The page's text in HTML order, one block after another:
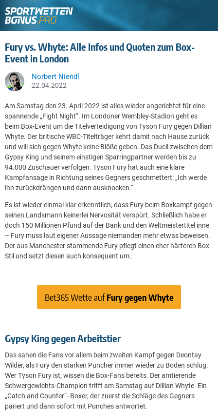
Fury vs. Whyte: Alle Infos und Quoten zum Box-
Event in London
Norbert Niendl
22.04.2022
Am Samstag den 23. April 2022 ist alles wieder angerichtet für eine
spannende „Fight Night“. Im Londoner Wembley-Stadion geht es
beim Box-Event um die Titelverteidigung von Tyson Fury gegen Dillian
Whyte. Der britische WBC-Titelträger kehrt damit nach Hause zurück
und will sich gegen Whyte keine Blöße geben. Das Duell zwischen dem
Gypsy King und seinem einstigen Sparringpartner werden bis zu
94.000 Zuschauer verfolgen. Tyson Fury hat auch eine klare
Kampfansage in Richtung seines Gegners geschmettert: „Ich werde
ihn zurückdrängen und dann ausknocken.“
Es ist wieder einmal klar erkenntlich, dass Fury beim Boxkampf gegen
seinen Landsmann keinerlei Nervosität verspürt. Schließlich habe er
doch 150 Millionen Pfund auf der Bank und den Weltmeistertitel inne
– Fury muss laut eigener Aussage niemanden mehr etwas beweisen.
Der aus Manchester stammende Fury pflegt einen eher härteren Box-
Stil und setzt diesen auch konsequent um.
Bet365 Wette aufFury gegen Whyte
Gypsy King gegen Arbeitstier
Das sahen die Fans vor allem beim zweiten Kampf gegen Deontay
Wilder, als Fury den starken Puncher immer wieder zu Boden schlug.
Wer Tyson Fury ist, wissen die Box-Fans bereits. Der amtierende
Schwergewichts-Champion trifft am Samstag auf Dillian Whyte. Ein
„Catch and Counter“- Boxer, der zuerst die Schläge des Gegners
pariert und dann sofort mit Punches antwortet.